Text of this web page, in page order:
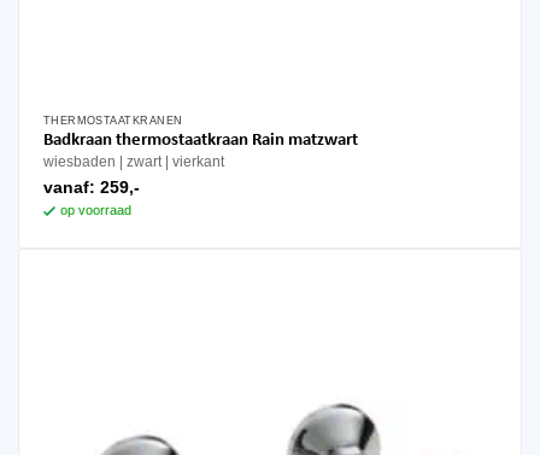
THERMOSTAATKRANEN
Badkraan thermostaatkraan Rain matzwart
wiesbaden zwart vierkant
vanaf: 259,-
op voorraad